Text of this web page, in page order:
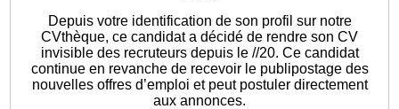
Depuis votre identification de son profil sur notre
CVthèque, ce candidat a décidé de rendre son CV
invisible des recruteurs depuis le //20. Ce candidat
continue en revanche de recevoir le publipostage des
nouvelles offres d’emploi et peut postuler directement
aux annonces.